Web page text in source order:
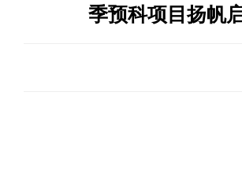
季预科项目扬帆